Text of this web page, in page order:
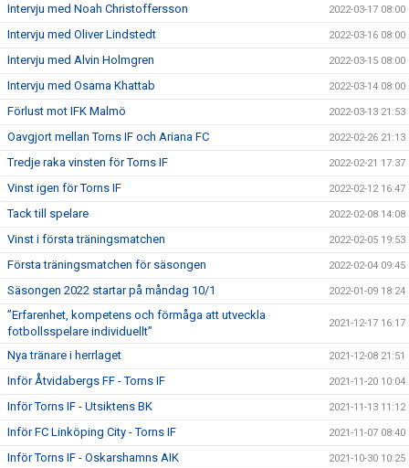
Intervju med Noah Christoffersson 2022-03-17 08:00
Intervju med Oliver Lindstedt 2022-03-16 08:00
Intervju med Alvin Holmgren 2022-03-15 08:00
Intervju med Osama Khattab 2022-03-14 08:00
Förlust mot IFK Malmö 2022-03-13 21:53
Oavgjort mellan Torns IF och Ariana FC 2022-02-26 21:13
Tredje raka vinsten för Torns IF 2022-02-21 17:37
Vinst igen för Torns IF 2022-02-12 16:47
Tack till spelare 2022-02-08 14:08
Vinst i första träningsmatchen 2022-02-05 19:53
Första träningsmatchen för säsongen 2022-02-04 09:45
Säsongen 2022 startar på måndag 10/1 2022-01-09 18:24
”Erfarenhet, kompetens och förmåga att utveckla
fotbollsspelare individuellt”
2021-12-17 16:17
Nya tränare i herrlaget 2021-12-08 21:51
Inför Åtvidabergs FF - Torns IF 2021-11-20 10:04
Inför Torns IF - Utsiktens BK 2021-11-13 11:12
Inför FC Linköping City - Torns IF 2021-11-07 08:40
Inför Torns IF - Oskarshamns AIK 2021-10-30 10:25